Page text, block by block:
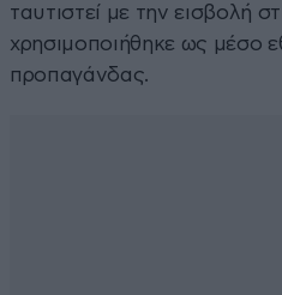
ταυτιστεί με την εισβολή
χρησιμοποιήθηκε ως μέσο
προπαγάνδας.